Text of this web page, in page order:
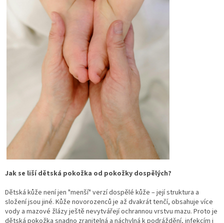
Jak se liší dětská pokožka od pokožky dospělých?
Dětská kůže není jen "menší" verzí dospělé kůže – její struktura a
složení jsou jiné. Kůže novorozenců je až dvakrát tenčí, obsahuje více
vody a mazové žlázy ještě nevytvářejí ochrannou vrstvu mazu. Proto je